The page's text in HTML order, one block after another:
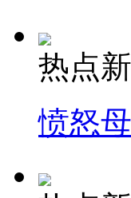
热点
愤怒